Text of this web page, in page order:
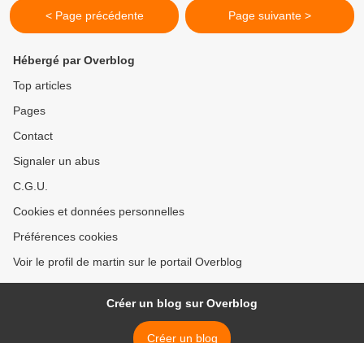
< Page précédente Page suivante >
Hébergé par Overblog
Top articles
Pages
Contact
Signaler un abus
C.G.U.
Cookies et données personnelles
Préférences cookies
Voir le profil de martin sur le portail Overblog
Créer un blog sur Overblog
Créer un blog